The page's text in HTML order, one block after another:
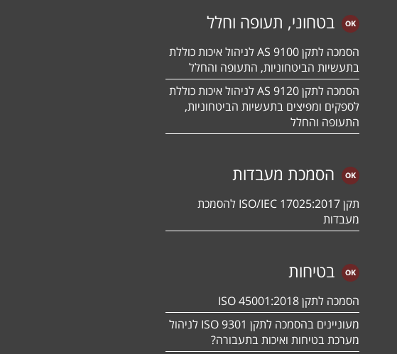
בטחוני, תעופה וחלל
הסמכה לתקן 9100 AS לניהול איכות כוללת
בתעשיות הביטחוניות, התעופה והחלל
הסמכה לתקן 9120 AS לניהול איכות כוללת
לספקים ומפיצים בתעשיות הביטחוניות,
התעופה והחלל
הסמכת מעבדות
תקן ISO/IEC 17025:2017 להסמכת
מעבדות
בטיחות
הסמכה לתקן ISO 45001:2018
מעוניינים בהסמכה לתקן ISO 9301 לניהול
מערכת בטיחות ואיכות בתעבורה?